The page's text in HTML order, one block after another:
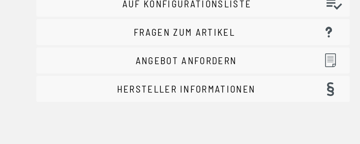
AUF KONFIGURATIONSLISTE
FRAGEN ZUM ARTIKEL
ANGEBOT ANFORDERN
HERSTELLER INFORMATIONEN